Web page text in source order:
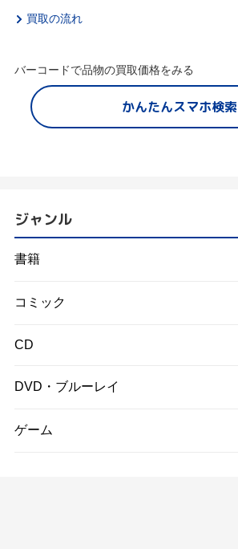
買取の流れ
バーコードで品物の買取価格をみる
かんたんスマホ検索
ジャンル
書籍
コミック
CD
DVD・ブルーレイ
ゲーム